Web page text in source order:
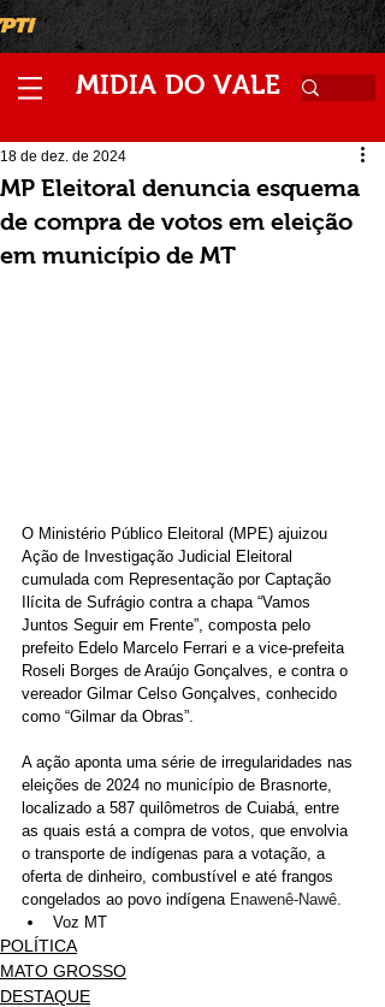
MIDIA DO VALE
MP Eleitoral denuncia esquema
de compra de votos em eleição
em município de MT
18 de dez. de 2024
O Ministério Público Eleitoral (MPE) ajuizou
Ação de Investigação Judicial Eleitoral
cumulada com Representação por Captação
Ilícita de Sufrágio contra a chapa “Vamos
Juntos Seguir em Frente”, composta pelo
prefeito Edelo Marcelo Ferrari e a vice-prefeita
Roseli Borges de Araújo Gonçalves, e contra o
vereador Gilmar Celso Gonçalves, conhecido
como “Gilmar da Obras”.
A ação aponta uma série de irregularidades nas
eleições de 2024 no município de Brasnorte,
localizado a 587 quilômetros de Cuiabá, entre
as quais está a compra de votos, que envolvia
o transporte de indígenas para a votação, a
oferta de dinheiro, combustível e até frangos
congelados ao povo indígena Enawenê-Nawê.
Voz MT
POLÍTICA
MATO GROSSO
DESTAQUE